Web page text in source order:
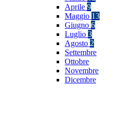
Aprile 9
Maggio 13
Giugno 6
Luglio 3
Agosto 2
Settembre
Ottobre
Novembre
Dicembre